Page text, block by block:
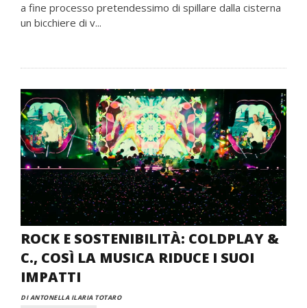
a fine processo pretendessimo di spillare dalla cisterna
un bicchiere di v...
ROCK E SOSTENIBILITÀ: COLDPLAY &
C., COSÌ LA MUSICA RIDUCE I SUOI
IMPATTI
DI ANTONELLA ILARIA TOTARO